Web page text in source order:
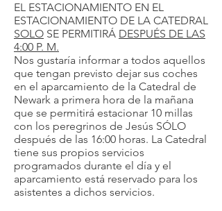
EL ESTACIONAMIENTO EN EL
ESTACIONAMIENTO DE LA CATEDRAL
SOLO SE PERMITIRÁ DESPUÉS DE LAS
4:00 P. M.
Nos gustaría informar a todos aquellos
que tengan previsto dejar sus coches
en el aparcamiento de la Catedral de
Newark a primera hora de la mañana
que se permitirá estacionar 10 millas
con los peregrinos de Jesús SÓLO
después de las 16:00 horas. La Catedral
tiene sus propios servicios
programados durante el día y el
aparcamiento está reservado para los
asistentes a dichos servicios.